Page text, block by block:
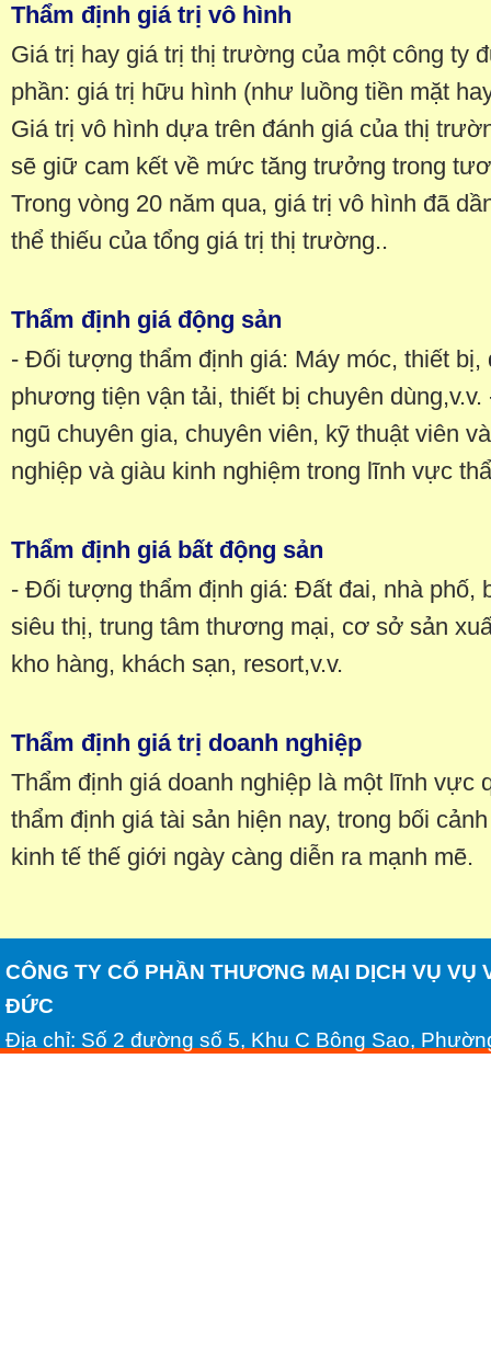
Thẩm định giá trị vô hình
Giá trị hay giá trị thị trường của một công ty
phần: giá trị hữu hình (như luồng tiền mặt
Giá trị vô hình dựa trên đánh giá của thị
sẽ giữ cam kết về mức tăng trưởng trong
Trong vòng 20 năm qua, giá trị vô hình đã
thể thiếu của tổng giá trị thị trường..
Thẩm định giá động sản
- Đối tượng thẩm định giá: Máy móc, thiết bị,
phương tiện vận tải, thiết bị chuyên
ngũ chuyên gia, chuyên viên, kỹ thuật viên
nghiệp và giàu kinh nghiệm trong lĩnh vực
Thẩm định giá bất động sản
- Đối tượng thẩm định giá: Đất đai, nhà phố,
siêu thị, trung tâm thương mại, cơ sở sản
kho hàng, khách sạn, resort,v.v.
Thẩm định giá trị doanh nghiệp
Thẩm định giá doanh nghiệp là một lĩnh vực
thẩm định giá tài sản hiện nay, trong bối
kinh tế thế giới ngày càng diễn ra mạnh mẽ.
CÔNG TY CỔ PHẦN THƯƠNG MẠI DỊCH VỤ VỤ
ĐỨC
Địa chỉ: Số 2 đường số 5, Khu C Bông Sao,